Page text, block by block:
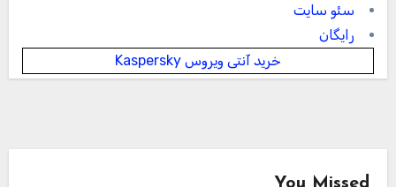
سئو سایت
رایگان
خرید آنتی ویروس Kaspersky
You Missed